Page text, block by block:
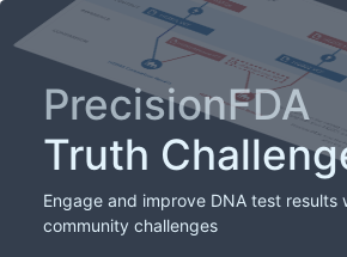
PrecisionFDA
Truth
Engage and improve DNA test results
community challenges